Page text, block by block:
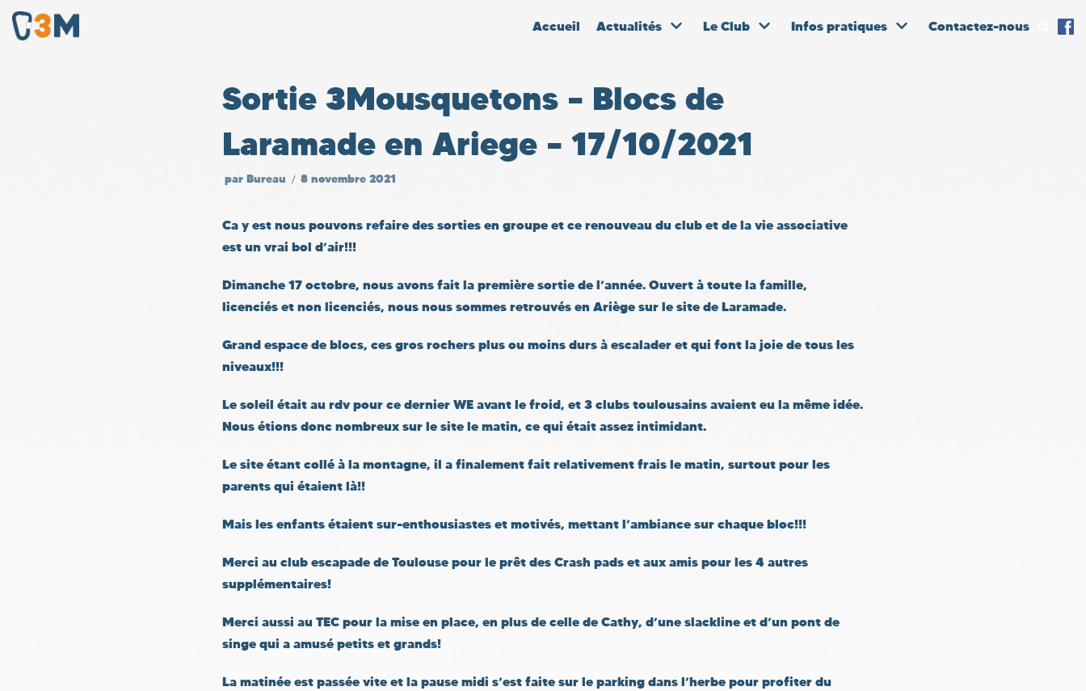
Aller
Accueil Actualités Le Club Infos pratiques Contactez-nous
Sortie 3Mousquetons – Blocs de
Laramade en Ariege – 17/10/2021
par Bureau 8 novembre 2021
Ca y est nous pouvons refaire des sorties en groupe et ce renouveau du club et de la vie associative
est un vrai bol d’air!!!
Dimanche 17 octobre, nous avons fait la première sortie de l’année. Ouvert à toute la famille,
licenciés et non licenciés, nous nous sommes retrouvés en Ariège sur le site de Laramade.
Grand espace de blocs, ces gros rochers plus ou moins durs à escalader et qui font la joie de tous les
niveaux!!!
Le soleil était au rdv pour ce dernier WE avant le froid, et 3 clubs toulousains avaient eu la même idée.
Nous étions donc nombreux sur le site le matin, ce qui était assez intimidant.
Le site étant collé à la montagne, il a finalement fait relativement frais le matin, surtout pour les
parents qui étaient là!!
Mais les enfants étaient sur-enthousiastes et motivés, mettant l’ambiance sur chaque bloc!!!
Merci au club escapade de Toulouse pour le prêt des Crash pads et aux amis pour les 4 autres
supplémentaires!
Merci aussi au TEC pour la mise en place, en plus de celle de Cathy, d’une slackline et d’un pont de
singe qui a amusé petits et grands!
La matinée est passée vite et la pause midi s’est faite sur le parking dans l’herbe pour profiter du